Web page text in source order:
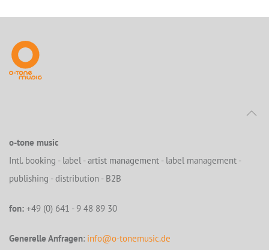
o-tone music
Intl. booking - label - artist management - label management -
publishing - distribution - B2B
fon: +49 (0) 641 - 9 48 89 30
Generelle Anfragen: info@o-tonemusic.de